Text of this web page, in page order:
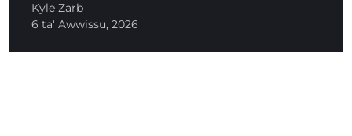
Kyle Zarb
6 ta' Awwissu, 2026